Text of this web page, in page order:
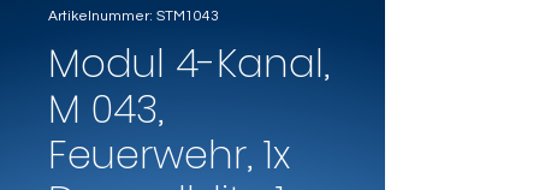
Artikelnummer: STM1043
Modul 4-Kanal,
M 043,
Feuerwehr, 1x